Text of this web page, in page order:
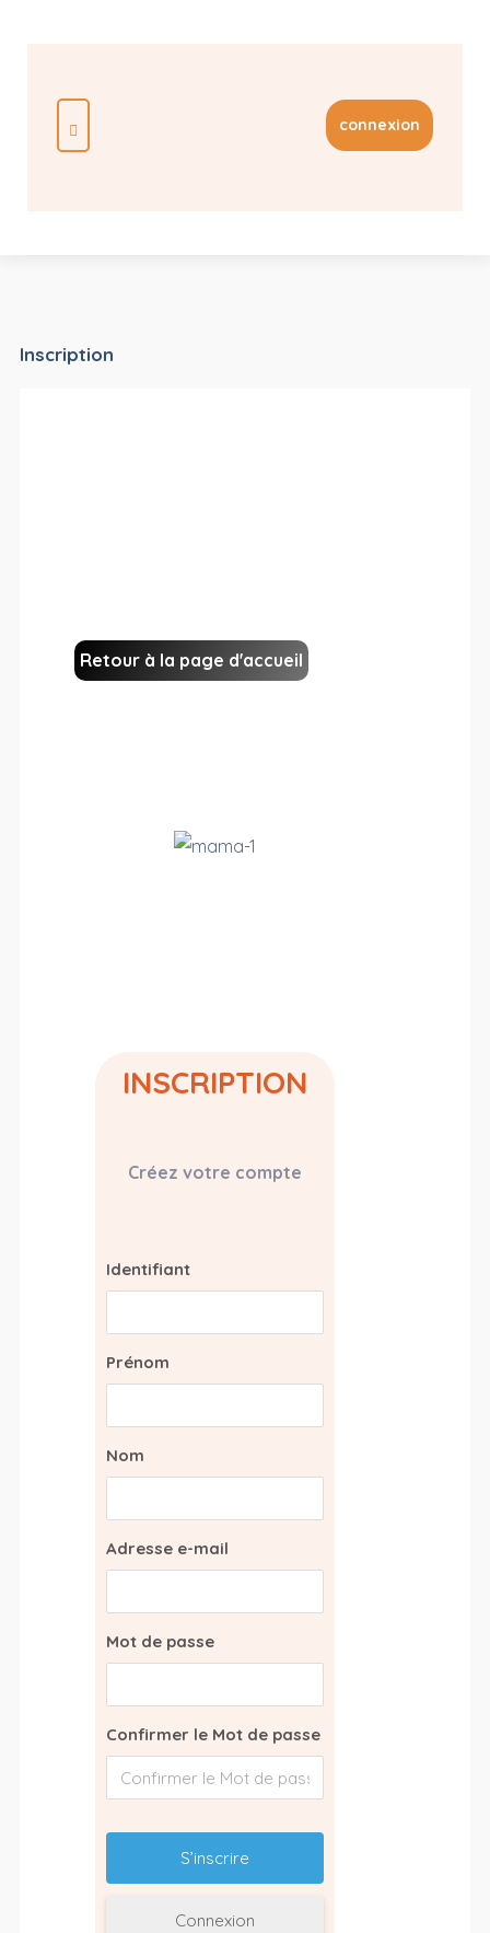
connexion
Inscription
Retour à la page d'accueil
INSCRIPTION
Créez votre compte
Identifiant
Prénom
Nom
Adresse e-mail
Mot de passe
Confirmer le Mot de passe
Connexion